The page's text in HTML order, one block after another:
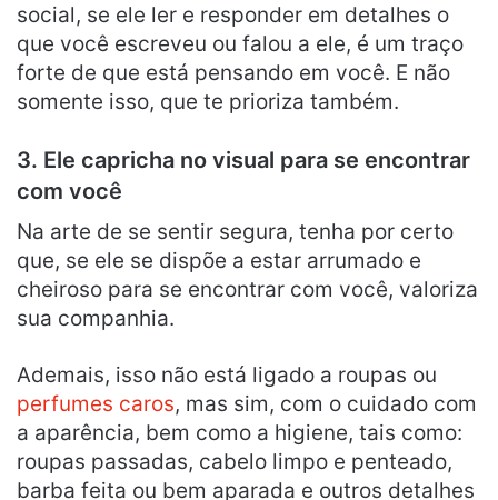
social, se ele ler e responder em detalhes o
que você escreveu ou falou a ele, é um traço
forte de que está pensando em você. E não
somente isso, que te prioriza também.
3. Ele capricha no visual para se encontrar
com você
Na arte de se sentir segura, tenha por certo
que, se ele se dispõe a estar arrumado e
cheiroso para se encontrar com você, valoriza
sua companhia.
Ademais, isso não está ligado a roupas ou
perfumes caros, mas sim, com o cuidado com
a aparência, bem como a higiene, tais como:
roupas passadas, cabelo limpo e penteado,
barba feita ou bem aparada e outros detalhes